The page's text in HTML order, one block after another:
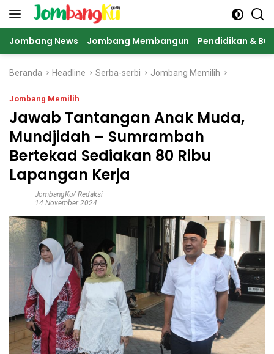
Langsung
Jombang News Jombang Membangun Pendidikan &
Beranda Headline Serba-serbi Jombang Memilih
Jombang Memilih
Jawab Tantangan Anak Muda,
Mundjidah – Sumrambah
Bertekad Sediakan 80 Ribu
Lapangan Kerja
JombangKu/ Redaksi
14 November 2024